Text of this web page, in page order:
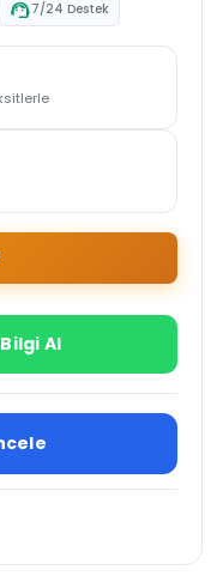
support_agent7/24 Destek
Al